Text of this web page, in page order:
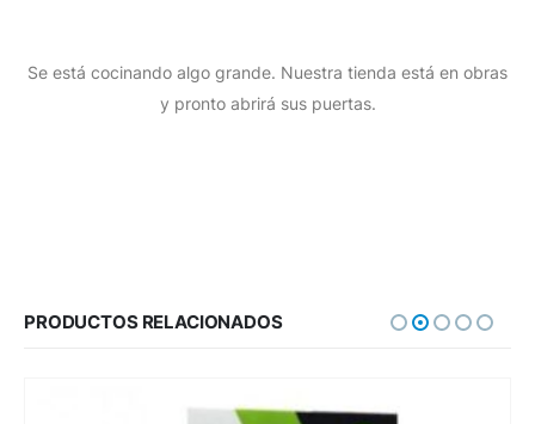
Se está cocinando algo grande. Nuestra tienda está en obras
y pronto abrirá sus puertas.
PRODUCTOS RELACIONADOS